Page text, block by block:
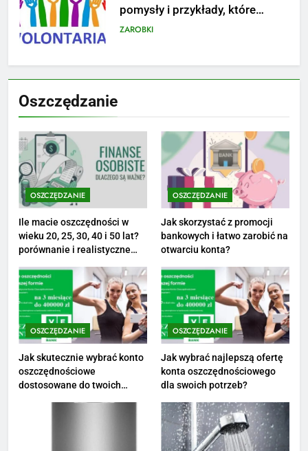
na narodziny dziecka: ile to
kosztuje i jak zaplanować
PORADY
8
Netflix tagger — czym jest,
1
Ile zarabia striptizer: poznaj
aktualne stawki męskiego
striptizera
ZAROBKI
2
Ile zarabia psycholog szkolny:
poznaj średnie zarobki na tym
stanowisku
ZAROBKI
3
Ile zarabia florysta — średnie
zarobki, dodatki i sposoby na
podwyżkę
ZAROBKI
Ile zarabia nauczyciel
Oszczędzanie
OSZCZĘDZANIE
Ile macie oszczędności w
wieku 20, 25, 30, 40 i 50 lat?
porównanie i realistyczne
OSZCZĘDZANIE
Jak skorzystać z promocji
bankowych i łatwo zarobić na
otwarciu konta?
OSZCZĘDZANIE
Jak skutecznie wybrać konto
oszczędnościowe
dostosowane do twoich
OSZCZĘDZANIE
Jak wybrać najlepszą ofertę
konta oszczędnościowego
dla swoich potrzeb?